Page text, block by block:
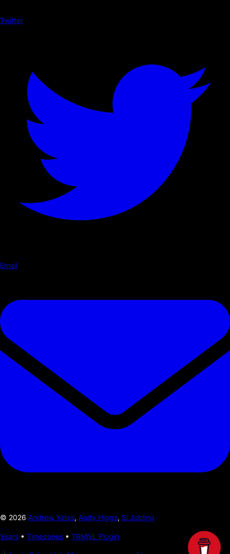
Twitter
Email
© 2026 Andrew Yates, Andy Higgs, Si Jobling
Years • Timezones • TRMNL Plugin